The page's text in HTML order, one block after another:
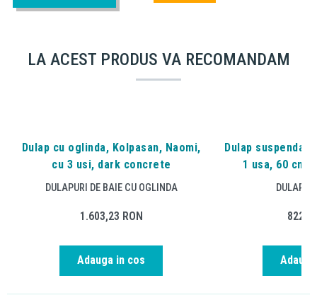
LA ACEST PRODUS VA RECOMANDAM
Dulap cu oglinda, Kolpasan, Naomi,
cu 3 usi, dark concrete
DULAPURI DE BAIE CU OGLINDA
1.603,23 RON
Adauga in cos
Dulap suspendat,
1 usa, 60 cm,